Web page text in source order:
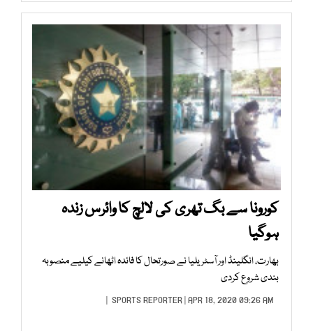
کورونا سے بگ تھری کی لالچ کا وائرس زندہ
ہوگیا
بھارت، انگلینڈ اور آسٹریلیا نے صورتحال کا فائدہ اٹھانے کیلیے منصوبہ
بندی شروع کردی
SPORTS REPORTER| APR 18, 2020 09:26 AM |